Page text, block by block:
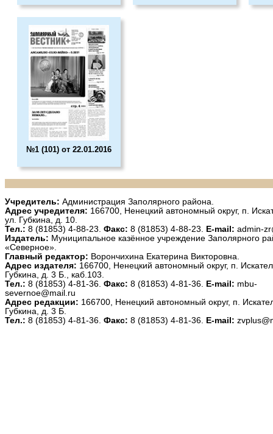
№1 (101) от 22.01.2016
Учредитель: Администрация Заполярного района.
Адрес учредителя: 166700, Ненецкий автономный округ, п.
ул. Губкина, д. 10.
Тел.: 8 (81853) 4-88-23. Факс: 8 (81853) 4-88-23. E-mail: admin-
Издатель: Муниципальное казённое учреждение Заполярного
«Северное».
Главный редактор: Ворончихина Екатерина Викторовна.
Адрес издателя: 166700, Ненецкий автономный округ, п.
Губкина, д. 3 Б., каб.103.
Тел.: 8 (81853) 4-81-36. Факс: 8 (81853) 4-81-36. E-mail: mbu-
severnoe@mail.ru
Адрес редакции: 166700, Ненецкий автономный округ, п.
Губкина, д. 3 Б.
Тел.: 8 (81853) 4-81-36. Факс: 8 (81853) 4-81-36. E-mail: